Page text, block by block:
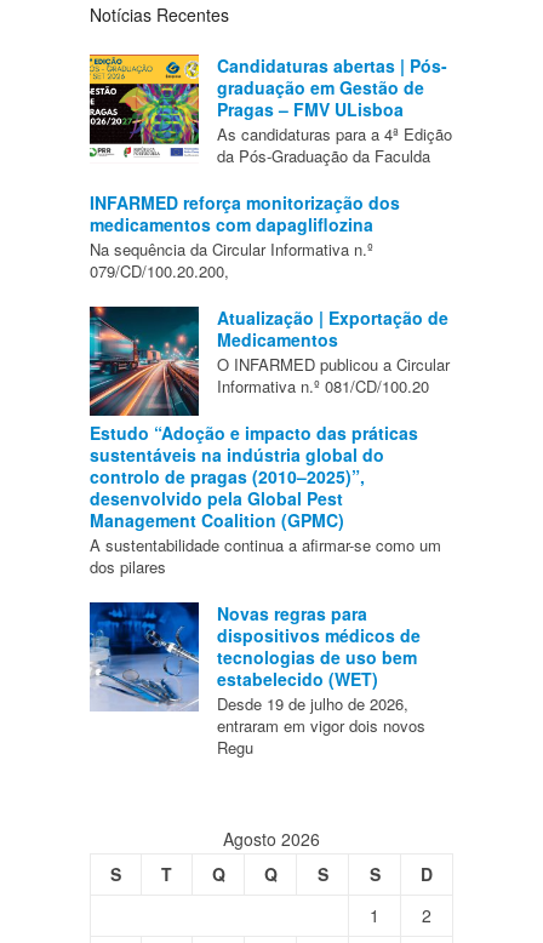
Notícias Recentes
Candidaturas abertas | Pós-
graduação em Gestão de
Pragas – FMV ULisboa
As candidaturas para a 4ª Edição
da Pós-Graduação da Faculda
INFARMED reforça monitorização dos
medicamentos com dapagliflozina
Na sequência da Circular Informativa n.º
079/CD/100.20.200,
Atualização | Exportação de
Medicamentos
O INFARMED publicou a Circular
Informativa n.º 081/CD/100.20
Estudo “Adoção e impacto das práticas
sustentáveis na indústria global do
controlo de pragas (2010–2025)”,
desenvolvido pela Global Pest
Management Coalition (GPMC)
A sustentabilidade continua a afirmar-se como um
dos pilares
Novas regras para
dispositivos médicos de
tecnologias de uso bem
estabelecido (WET)
Desde 19 de julho de 2026,
entraram em vigor dois novos
Regu
Agosto 2026
S
T Q Q S S
D
1
2